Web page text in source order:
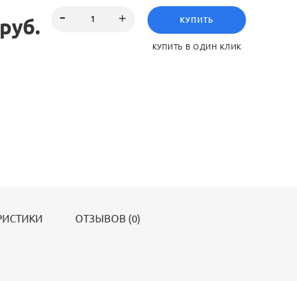
КУПИТЬ
КУПИТЬ В ОДИН КЛИК
ОТЗЫВОВ (0)